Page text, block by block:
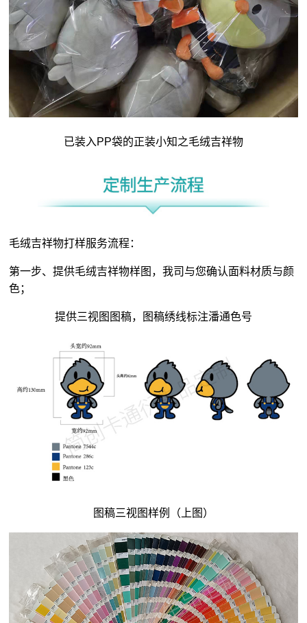
已装入PP袋的正装小知之毛绒吉祥物
毛绒吉祥物打样服务流程：
第一步、提供毛绒吉祥物样图，我司与您确认面料材质与颜
色；
提供三视图图稿，图稿绣线标注潘通色号
图稿三视图样例（上图）